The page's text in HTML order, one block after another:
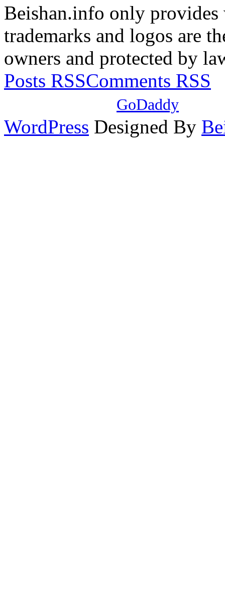
Beishan.info only provides
trademarks and logos are
owners and protected by
Posts RSSComments RSS
GoDaddy
WordPress Designed By